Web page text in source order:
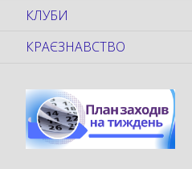
КЛУБИ
КРАЄЗНАВСТВО